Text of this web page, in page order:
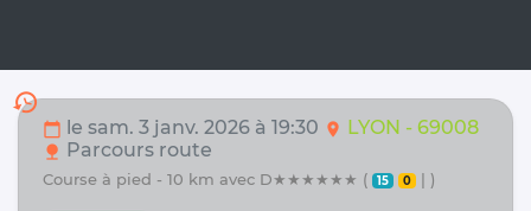
history
calendar_today le sam. 3 janv. 2026 à 19:30 location_on LYON - 69008
nature Parcours route
course à pied - 10 km avec D★★★★★★ ( 15 0 | )